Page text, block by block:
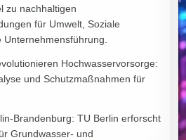
zu nachhaltigen
für Umwelt, Soziale
Hochwasservorsorge:
und Schutzmaßnahmen für
Brandenburg: TU Berlin erforscht
Grundwasser- und